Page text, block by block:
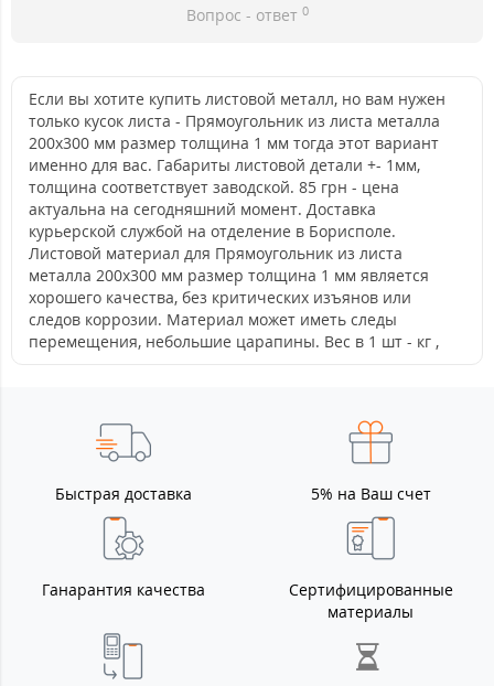
Вопрос - ответ 0
Если вы хотите купить листовой металл, но вам нужен
только кусок листа - Прямоугольник из листа металла
200х300 мм размер толщина 1 мм тогда этот вариант
именно для вас. Габариты листовой детали +- 1мм,
толщина соответствует заводской. 85 грн - цена
актуальна на сегодняшний момент. Доставка
курьерской службой на отделение в Борисполе.
Листовой материал для Прямоугольник из листа
металла 200х300 мм размер толщина 1 мм является
хорошего качества, без критических изъянов или
следов коррозии. Материал может иметь следы
перемещения, небольшие царапины. Вес в 1 шт - кг ,
Быстрая доставка 5% на Ваш счет
Ганарантия качества
Сертифицированные
материалы